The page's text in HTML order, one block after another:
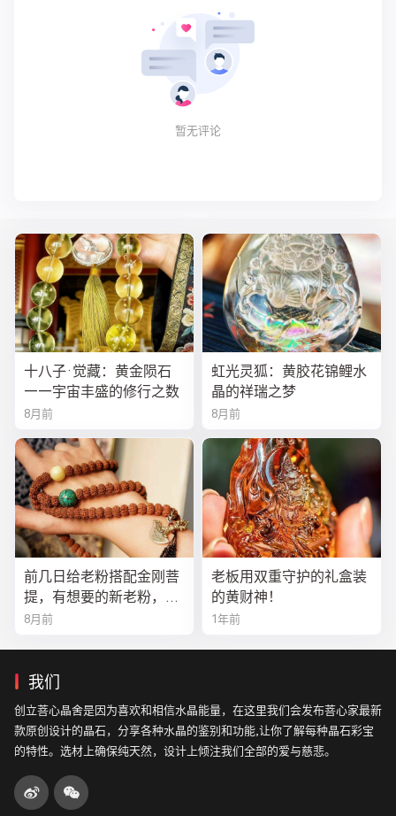
暂无评论
十八子·觉藏：黄金陨石
——宇宙丰盛的修行之数
8月前
虹光灵狐：黄胶花锦鲤水
晶的祥瑞之梦
8月前
前几日给老粉搭配金刚菩
提，有想要的新老粉，都
可以来排队
8月前
老板用双重守护的礼盒装
的黄财神！
1年前
我们
创立菩心晶舍是因为喜欢和相信水晶能量，在这里我们会发布菩心家最新
款原创设计的晶石，分享各种水晶的鉴别和功能,让你了解每种晶石彩宝
的特性。选材上确保纯天然，设计上倾注我们全部的爱与慈悲。